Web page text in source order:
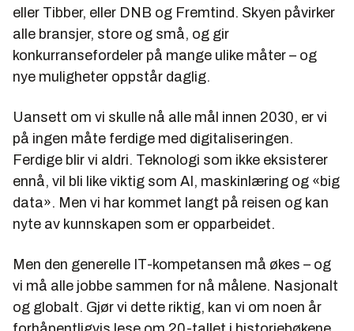
eller Tibber, eller DNB og Fremtind. Skyen påvirker
alle bransjer, store og små, og gir
konkurransefordeler på mange ulike måter – og
nye muligheter oppstår daglig.
Uansett om vi skulle nå alle mål innen 2030, er vi
på ingen måte ferdige med digitaliseringen.
Ferdige blir vi aldri. Teknologi som ikke eksisterer
ennå, vil bli like viktig som AI, maskinlæring og «big
data». Men vi har kommet langt på reisen og kan
nyte av kunnskapen som er opparbeidet.
Men den generelle IT-kompetansen må økes – og
vi må alle jobbe sammen for nå målene. Nasjonalt
og globalt. Gjør vi dette riktig, kan vi om noen år